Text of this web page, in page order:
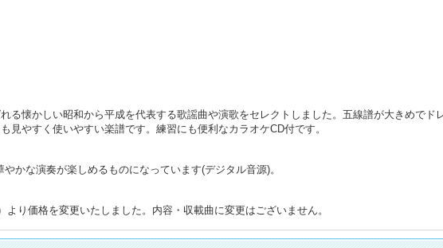
る懐かしい昭和から平成を代表する歌謡曲や演歌をセレクトしました。五線譜が大きめでド
見やすく使いやすい楽譜です。練習にも便利なカラオケCD付です。
かな演奏が楽しめるものになっています(デジタル音源)。
り価格を変更いたしました。内容・収載曲に変更はございません。